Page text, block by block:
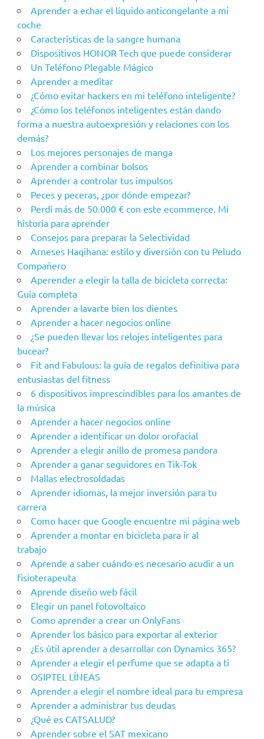
Aprender a echar el líquido anticongelante a mi
coche
Características de la sangre humana
Dispositivos HONOR Tech que puede considerar
Un Teléfono Plegable Mágico
Aprender a meditar
¿Cómo evitar hackers en mi teléfono inteligente?
¿Cómo los teléfonos inteligentes están dando
forma a nuestra autoexpresión y relaciones con los
demás?
Los mejores personajes de manga
Aprender a combinar bolsos
Aprender a controlar tus impulsos
Peces y peceras, ¿por dónde empezar?
Perdí más de 50.000 € con este ecommerce. Mi
historia para aprender
Consejos para preparar la Selectividad
Arneses Haqihana: estilo y diversión con tu Peludo
Compañero
Aperender a elegir la talla de bicicleta correcta:
Guía completa
Aprender a lavarte bien los dientes
Aprender a hacer negocios online
¿Se pueden llevar los relojes inteligentes para
bucear?
Fit and Fabulous: la guía de regalos definitiva para
entusiastas del fitness
6 dispositivos imprescindibles para los amantes de
la música
Aprender a hacer negocios online
Aprender a identificar un dolor orofacial
Aprender a elegir anillo de promesa pandora
Aprender a ganar seguidores en Tik-Tok
Mallas electrosoldadas
Aprender idiomas, la mejor inversión para tu
carrera
Como hacer que Google encuentre mi página web
Aprender a montar en bicicleta para ir al
trabajo
Aprende a saber cuándo es necesario acudir a un
fisioterapeuta
Aprende diseño web fácil
Elegir un panel fotovoltaico
Como aprender a crear un OnlyFans
Aprender los básico para exportar al exterior
¿Es útil aprender a desarrollar con Dynamics 365?
Aprender a elegir el perfume que se adapta a ti
OSIPTEL LÍNEAS
Aprender a elegir el nombre ideal para tu empresa
Aprender a administrar tus deudas
¿Qué es CATSALUD?
Aprender sobre el SAT mexicano